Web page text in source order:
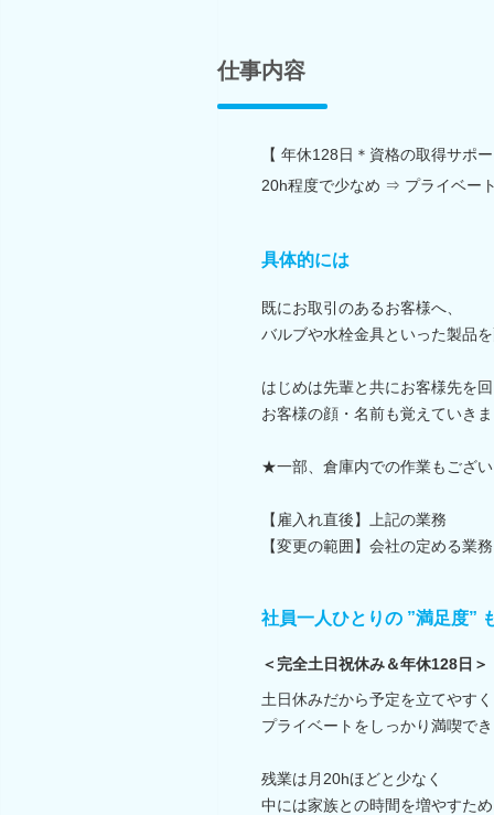
仕事内容
【 年休128日＊資格の取得サ
20h程度で少なめ ⇒ プライベー
具体的には
既にお取引のあるお客様へ、
バルブや水栓金具といった製品
はじめは先輩と共にお客様先を
お客様の顔・名前も覚えていき
★一部、倉庫内での作業もござ
【雇入れ直後】上記の業務
【変更の範囲】会社の定める業務
社員一人ひとりの ”満足度”
＜完全土日祝休み＆年休128日＞
土日休みだから予定を立てやすく
プライベートをしっかり満喫で
残業は月20hほどと少なく
中には家族との時間を増やすた